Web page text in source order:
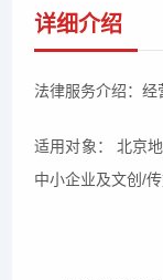
详细介绍
法律服务介绍：
适用对象： 北京
中小企业及文创/